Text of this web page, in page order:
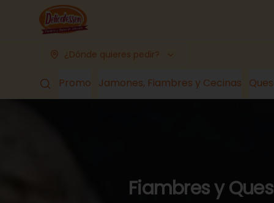
¿Dónde quieres pedir?
Promo Jamones, Fiambres y Cecinas
Fiambres y